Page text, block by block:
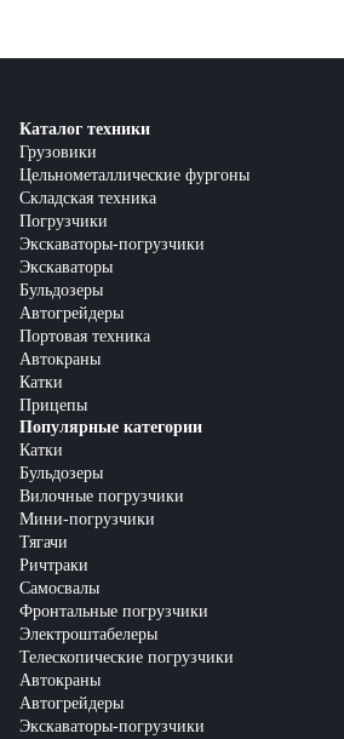
Каталог техники
Грузовики
Цельнометаллические фургоны
Складская техника
Погрузчики
Экскаваторы-погрузчики
Экскаваторы
Бульдозеры
Автогрейдеры
Портовая техника
Автокраны
Катки
Прицепы
Популярные категории
Катки
Бульдозеры
Вилочные погрузчики
Мини-погрузчики
Тягачи
Ричтраки
Самосвалы
Фронтальные погрузчики
Электроштабелеры
Телескопические погрузчики
Автокраны
Автогрейдеры
Экскаваторы-погрузчики